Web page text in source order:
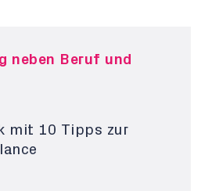
neben Beruf und
mit 10 Tipps zur